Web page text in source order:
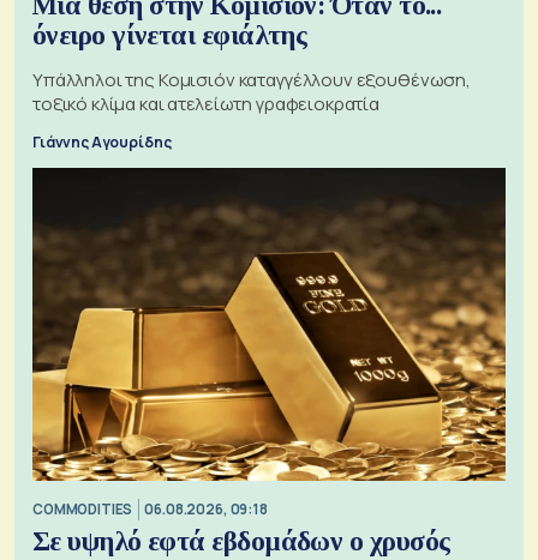
όνειρο γίνεται εφιάλτης
Υπάλληλοι της Κομισιόν καταγγέλλουν εξουθένωση,
τοξικό κλίμα και ατελείωτη γραφειοκρατία
Γιάννης Αγουρίδης
COMMODITIES 06.08.2026, 09:18
Σε υψηλό εφτά εβδομάδων ο χρυσός